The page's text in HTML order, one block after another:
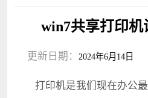
win7共享打印机
更新日期： 2024年6月14日
打印机是我们现在办公最